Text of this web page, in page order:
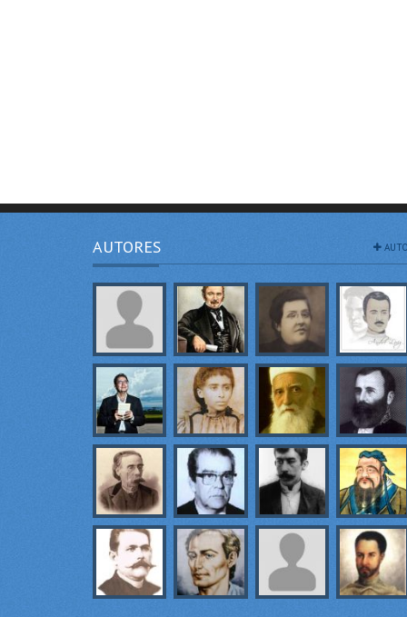
AUTORES